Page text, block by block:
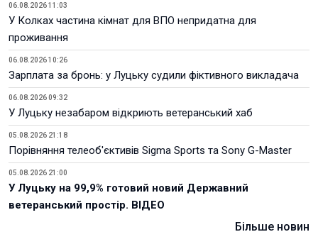
06.08.2026 11:03
У Колках частина кімнат для ВПО непридатна для
проживання
06.08.2026 10:26
Зарплата за бронь: у Луцьку судили фіктивного викладача
06.08.2026 09:32
У Луцьку незабаром відкриють ветеранський хаб
05.08.2026 21:18
Порівняння телеоб'єктивів Sigma Sports та Sony G-Master
05.08.2026 21:00
У Луцьку на 99,9% готовий новий Державний
ветеранський простір. ВІДЕО
Більше новин